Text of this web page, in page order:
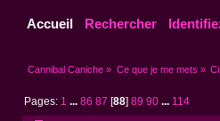
Accueil Rechercher
Cannibal Caniche » Ce que je me mets »
Pages: 1 ...86 87 [88]89 90 ... 114